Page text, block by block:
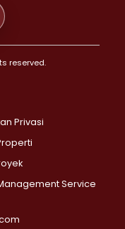
>
reserved.
Privasi
Service